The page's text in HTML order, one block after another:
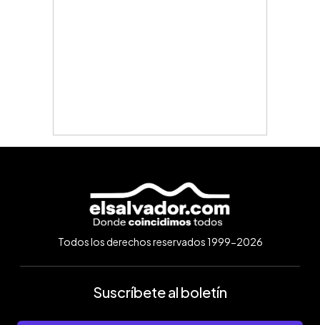
Todos los derechos reservados 1999-2026
Suscríbete al boletín